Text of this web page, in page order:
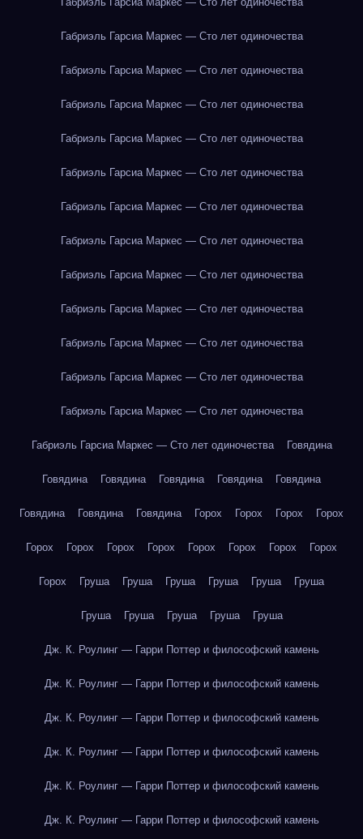
Габриэль Гарсиа Маркес — Сто лет одиночества
Габриэль Гарсиа Маркес — Сто лет одиночества
Габриэль Гарсиа Маркес — Сто лет одиночества
Габриэль Гарсиа Маркес — Сто лет одиночества
Габриэль Гарсиа Маркес — Сто лет одиночества
Габриэль Гарсиа Маркес — Сто лет одиночества
Габриэль Гарсиа Маркес — Сто лет одиночества
Габриэль Гарсиа Маркес — Сто лет одиночества
Габриэль Гарсиа Маркес — Сто лет одиночества
Габриэль Гарсиа Маркес — Сто лет одиночества
Габриэль Гарсиа Маркес — Сто лет одиночества
Габриэль Гарсиа Маркес — Сто лет одиночества
Габриэль Гарсиа Маркес — Сто лет одиночества Говядина
Говядина Говядина Говядина Говядина Говядина
Говядина Говядина Говядина Горох Горох Горох Горох
Горох Горох Горох Горох Горох Горох Горох Горох
Горох Груша Груша Груша Груша Груша Груша
Груша Груша Груша Груша Груша
Дж. К. Роулинг — Гарри Поттер и философский камень
Дж. К. Роулинг — Гарри Поттер и философский камень
Дж. К. Роулинг — Гарри Поттер и философский камень
Дж. К. Роулинг — Гарри Поттер и философский камень
Дж. К. Роулинг — Гарри Поттер и философский камень
Дж. К. Роулинг — Гарри Поттер и философский камень